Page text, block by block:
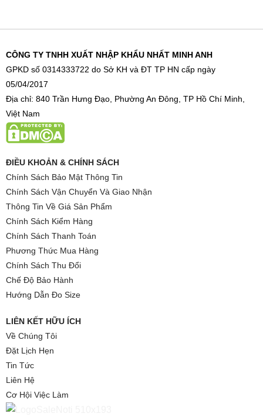
CÔNG TY TNHH XUẤT NHẬP KHẨU NHẤT MINH ANH
GPKD số 0314333722 do Sở KH và ĐT TP HN cấp ngày
05/04/2017
Địa chỉ: 840 Trần Hưng Đạo, Phường An Đông, TP Hồ Chí Minh,
Việt Nam
ĐIỀU KHOẢN & CHÍNH SÁCH
Chính Sách Bảo Mật Thông Tin
Chính Sách Vận Chuyển Và Giao Nhận
Thông Tin Về Giá Sản Phẩm
Chính Sách Kiểm Hàng
Chính Sách Thanh Toán
Phương Thức Mua Hàng
Chính Sách Thu Đổi
Chế Độ Bảo Hành
Hướng Dẫn Đo Size
LIÊN KẾT HỮU ÍCH
Về Chúng Tôi
Đặt Lịch Hẹn
Tin Tức
Liên Hệ
Cơ Hội Việc Làm